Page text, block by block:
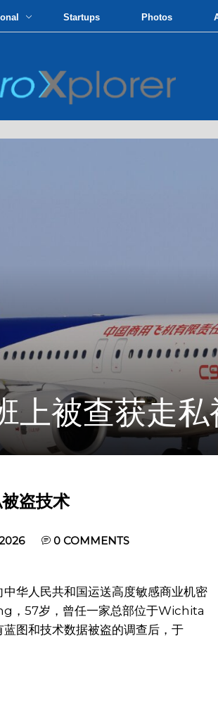
Startups Photos
上被查获走
盗技术
0 COMMENTS
华人民共和国运送高度敏感商业机密
，57岁，曾任一家总部位于Wichita
图和技术数据被盗的调查后，于